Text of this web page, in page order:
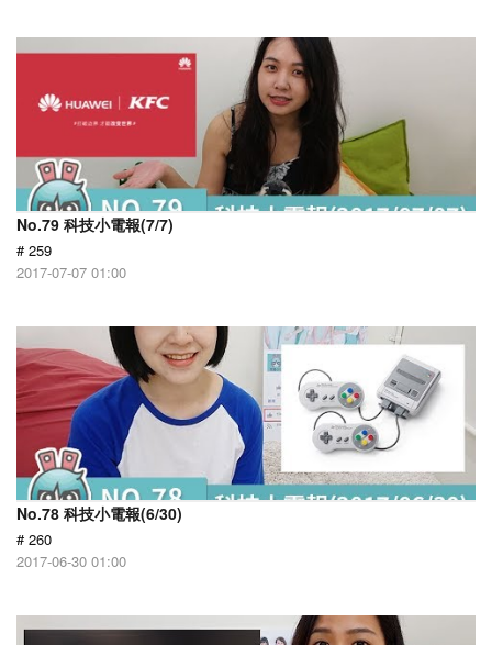
No.79 科技小電報(7/7)
# 259
2017-07-07 01:00
No.78 科技小電報(6/30)
# 260
2017-06-30 01:00